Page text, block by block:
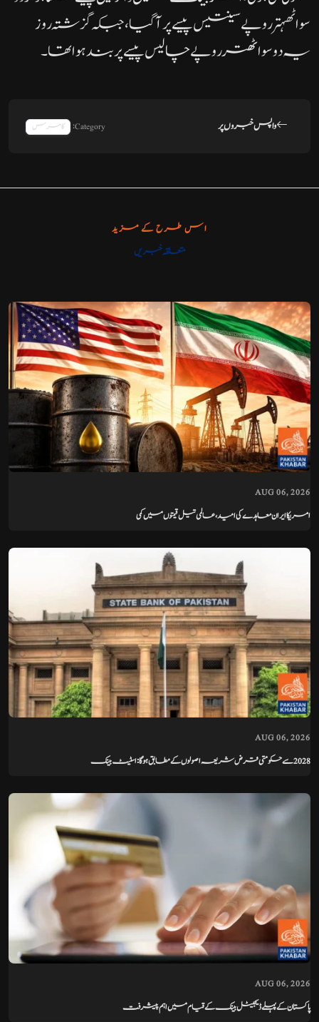
سو اٹھہتر روپے سینتیس پیسے پر آگیا، جبکہ گزشتہ روز
یہ دو سو اٹھتر روپے چالیس پیسے پر بند ہوا تھا۔
واپس خبروں پر Category: کامرس
اس طرح کے مزید
متعلقہ خبریں
AUG 06, 2026
امریکا ایران معاہدے کی امید، عالمی تیل قیمتوں میں کمی
AUG 06, 2026
2028 سے حکومتی قرض شریعہ اصولوں کے مطابق ہوگا: اسٹیٹ بینک
AUG 06, 2026
پاکستان کے پہلے ڈیجیٹل بینک کے قیام میں اہم پیشرفت